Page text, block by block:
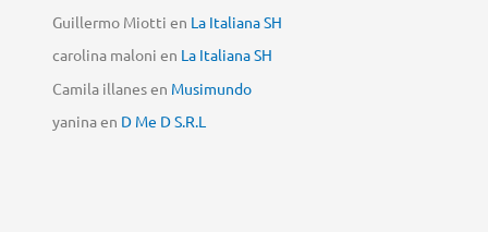
Guillermo Miotti en La Italiana SH
carolina maloni en La Italiana SH
Camila illanesen Musimundo
yaninaen D Me D S.R.L